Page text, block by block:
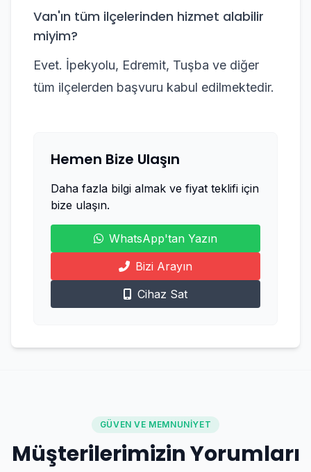
Van'ın tüm ilçelerinden hizmet alabilir
miyim?
Evet. İpekyolu, Edremit, Tuşba ve diğer
tüm ilçelerden başvuru kabul edilmektedir.
Hemen Bize Ulaşın
Daha fazla bilgi almak ve fiyat teklifi için
bize ulaşın.
WhatsApp'tan Yazın
Bizi Arayın
Cihaz Sat
GÜVEN VE MEMNUNIYET
Müşterilerimizin Yorumları